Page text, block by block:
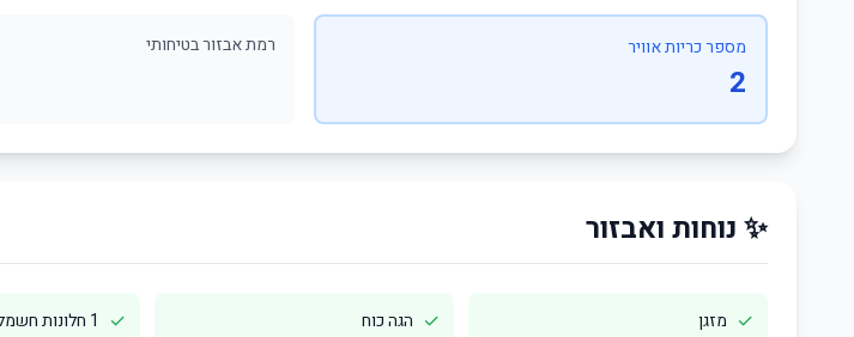
מספר כריות אוויר
2
רמת אבזור בטיחותי
✨ נוחות ואבזור
✓ מזגן ✓ הגה כוח ✓ 1 חלונות חשמל